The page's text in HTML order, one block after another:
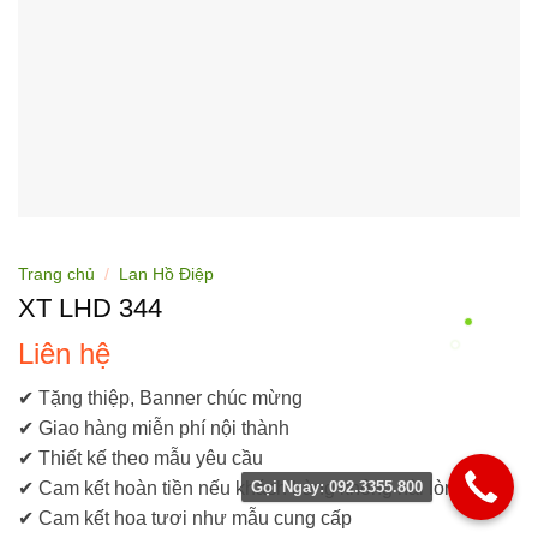
Trang chủ / Lan Hồ Điệp
XT LHD 344
Liên hệ
✔ Tặng thiệp, Banner chúc mừng
✔ Giao hàng miễn phí nội thành
✔ Thiết kế theo mẫu yêu cầu
✔ Cam kết hoàn tiền nếu khách hàng không hài lòng
✔ Cam kết hoa tươi như mẫu cung cấp
Gọi Ngay: 092.3355.800